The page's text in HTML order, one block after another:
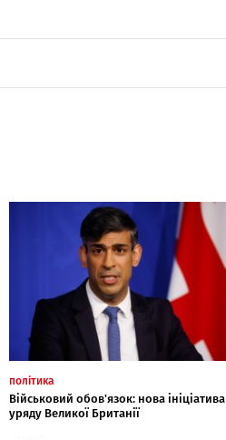
політика
Військовий обов'язок: нова ініціатива
уряду Великої Британії